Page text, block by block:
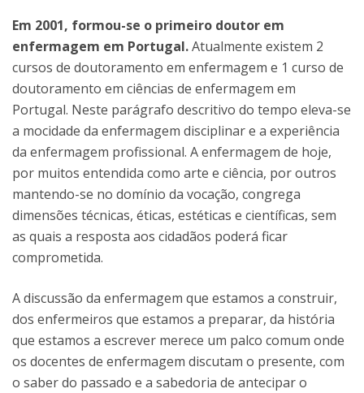
Em 2001, formou-se o primeiro doutor em
enfermagem em Portugal.Atualmente existem 2
cursos de doutoramento em enfermagem e 1 curso de
doutoramento em ciências de enfermagem em
Portugal. Neste parágrafo descritivo do tempo eleva-se
a mocidade da enfermagem disciplinar e a experiência
da enfermagem profissional. A enfermagem de hoje,
por muitos entendida como arte e ciência, por outros
mantendo-se no domínio da vocação, congrega
dimensões técnicas, éticas, estéticas e científicas, sem
as quais a resposta aos cidadãos poderá ficar
comprometida.
A discussão da enfermagem que estamos a construir,
dos enfermeiros que estamos a preparar, da história
que estamos a escrever merece um palco comum onde
os docentes de enfermagem discutam o presente, com
o saber do passado e a sabedoria de antecipar o